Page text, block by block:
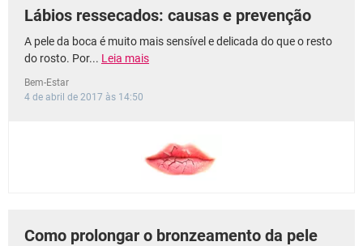
Lábios ressecados: causas e prevenção
A pele da boca é muito mais sensível e delicada do que o resto
do rosto. Por... Leia mais
Bem-Estar
4 de abril de 2017 às 14:50
Como prolongar o bronzeamento da pele